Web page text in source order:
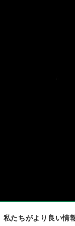
私たちがより良い情